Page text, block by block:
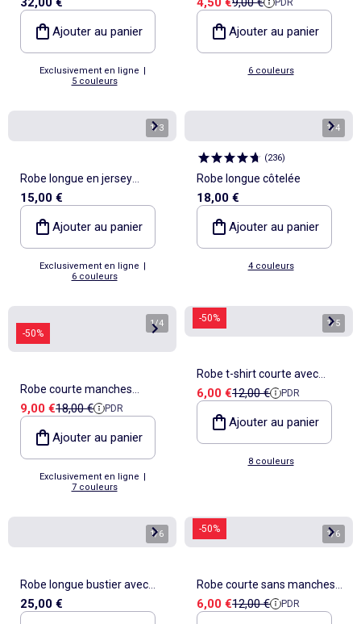
et broderies
Ajouter au panier
Exclusivement en ligne |
5 couleurs
Ajouter au panier
6 couleurs
1/3
Robe longue en jersey
manches courtes
15,00 €
Ajouter au panier
Exclusivement en ligne |
6 couleurs
1/4
(236)
Robe longue côtelée
18,00 €
Ajouter au panier
4 couleurs
-50%
1/4
Robe courte manches
papillons en coton et lin
Prix de vente
9,00 €Prix de référence
18,00 € PDR
Ajouter au panier
Exclusivement en ligne |
7 couleurs
-50% 1/5
Robe t-shirt courte avec
nœud fantaisie
Prix de vente
6,00 €Prix de référence
12,00 € PDR
Ajouter au panier
8 couleurs
1/6
Robe longue bustier avec
écharpe
25,00 €
-50% 1/6
Robe courte sans manches
en matière côtelée
Prix de vente
6,00 €Prix de référence
12,00 € PDR